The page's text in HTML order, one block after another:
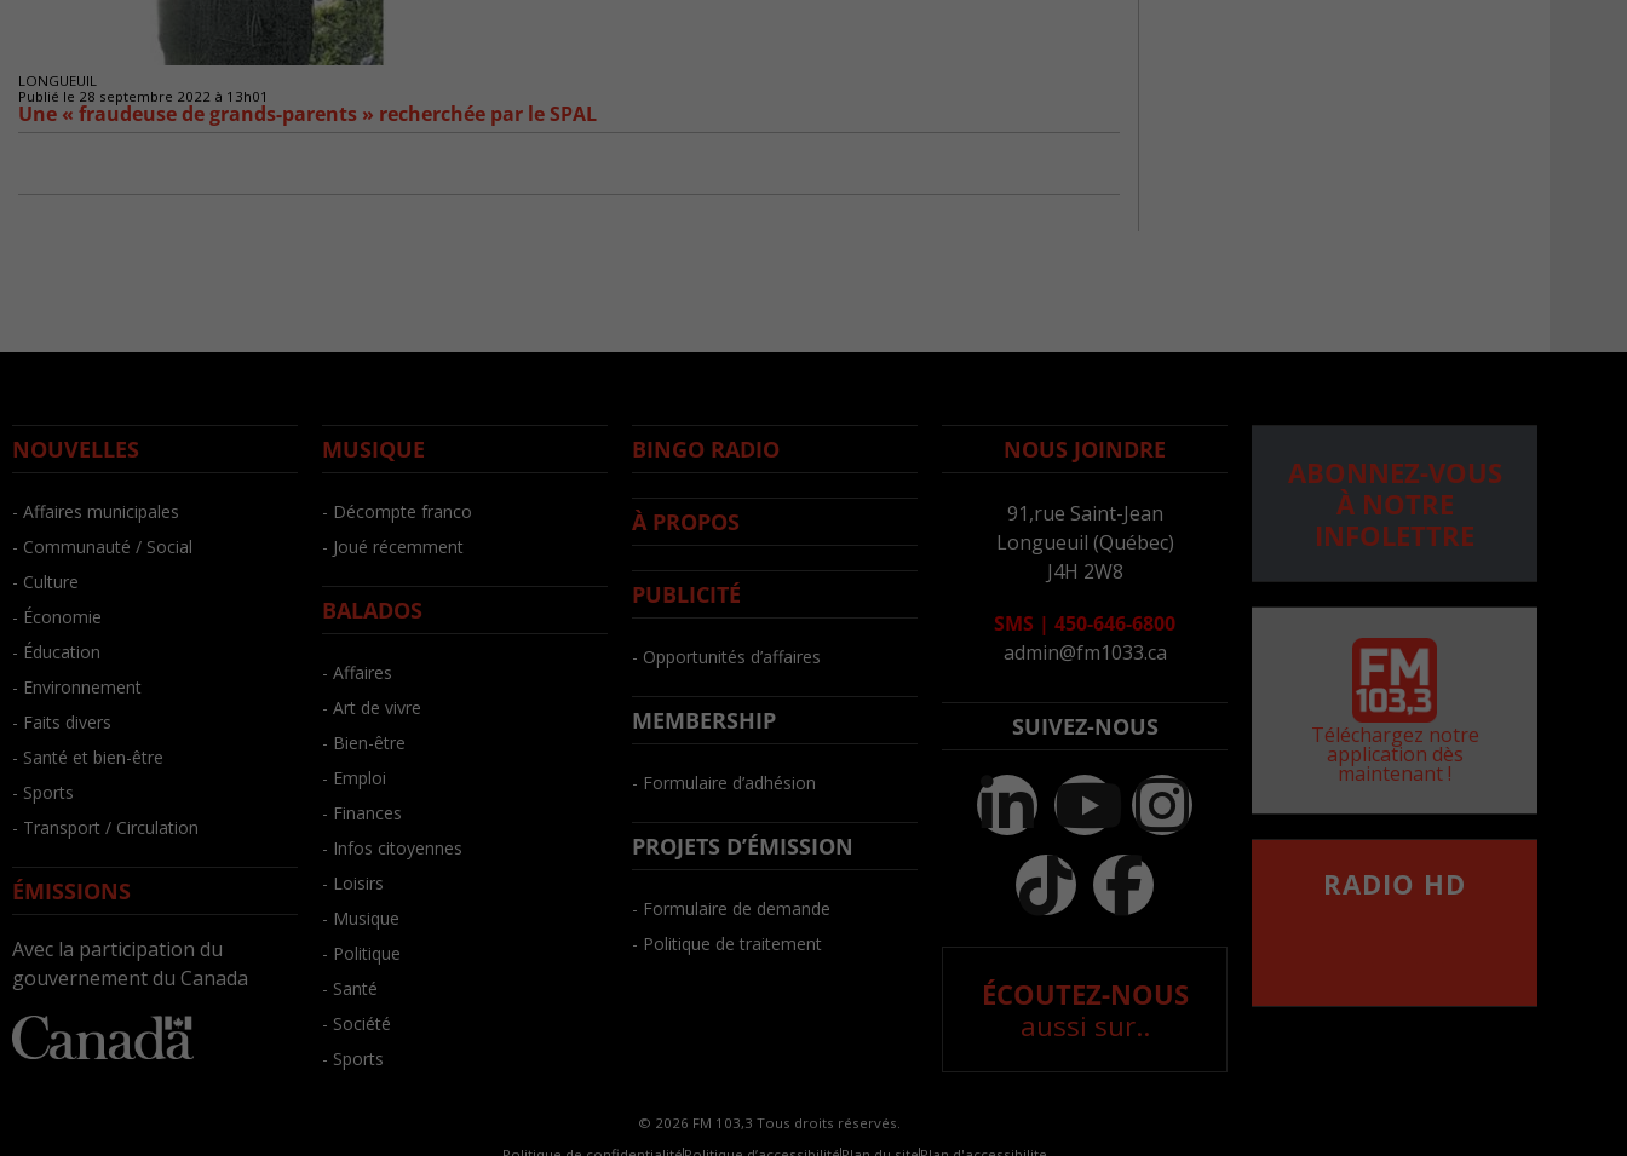
LONGUEUIL
Publié le 28 septembre 2022 à 13h01
Une « fraudeuse de grands-parents » recherchée par le SPAL
NOUVELLES
- Affaires municipales
- Communauté / Social
- Culture
- Économie
- Éducation
- Environnement
- Faits divers
- Santé et bien-être
- Sports
- Transport / Circulation
ÉMISSIONS
Avec la participation du
gouvernement du Canada
MUSIQUE
- Décompte franco
- Joué récemment
BALADOS
- Affaires
- Art de vivre
- Bien-être
- Emploi
- Finances
- Infos citoyennes
- Loisirs
- Musique
- Politique
- Santé
- Société
- Sports
BINGO RADIO
À PROPOS
PUBLICITÉ
- Opportunités d’affaires
MEMBERSHIP
- Formulaire d’adhésion
PROJETS D’ÉMISSION
- Formulaire de demande
- Politique de traitement
NOUS JOINDRE
91,rue Saint-Jean
Longueuil (Québec)
J4H 2W8
SMS | 450-646-6800
admin@fm1033.ca
SUIVEZ-NOUS
ÉCOUTEZ-NOUS
aussi sur..
ABONNEZ-VOUS
À NOTRE
INFOLETTRE
Téléchargez notre
application dès
maintenant !
RADIO HD
© 2026 FM 103,3 Tous droits réservés.